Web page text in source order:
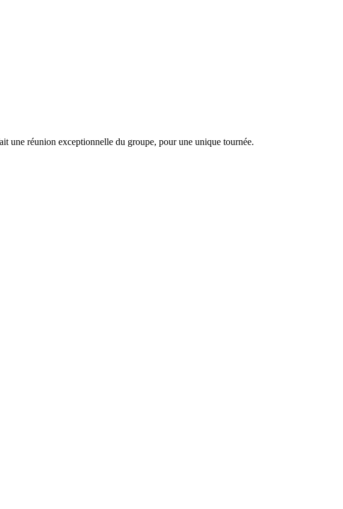
une réunion exceptionnelle du groupe, pour une unique tournée.